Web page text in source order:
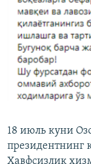
18 июль куни
президентнинг
Хавфсизлик